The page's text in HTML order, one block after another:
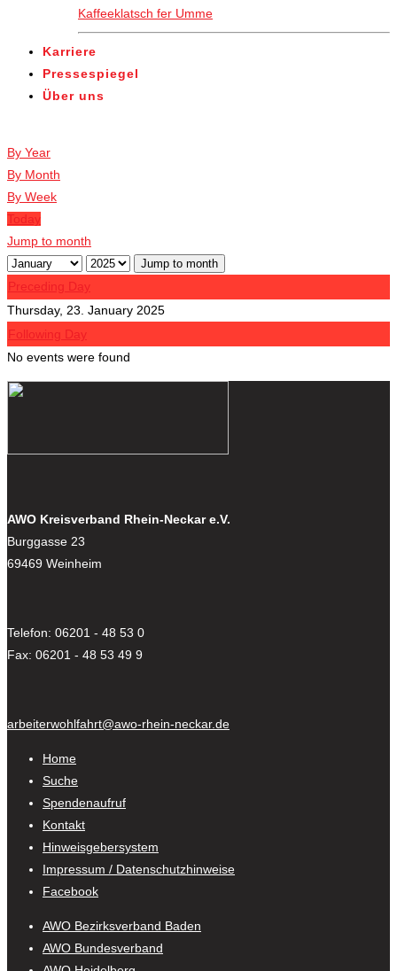
Kaffeeklatsch fer Umme
Karriere
Pressespiegel
Über uns
By Year
By Month
By Week
Today
Jump to month
Jump to month
Preceding Day
Thursday, 23. January 2025
Following Day
No events were found
AWO Kreisverband Rhein-Neckar e.V.
Burggasse 23
69469 Weinheim
Telefon: 06201 - 48 53 0
Fax: 06201 - 48 53 49 9
arbeiterwohlfahrt@awo-rhein-neckar.de
Home
Suche
Spendenaufruf
Kontakt
Hinweisgebersystem
Impressum / Datenschutzhinweise
Facebook
AWO Bezirksverband Baden
AWO Bundesverband